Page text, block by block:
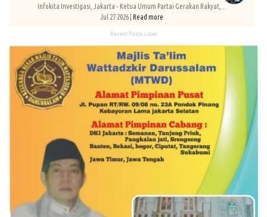
Infokita Investigasi, Jakarta - Ketua Umum Partai Gerakan Rakyat,...
Jul 27 2026 | Read more
Recent Posts Label